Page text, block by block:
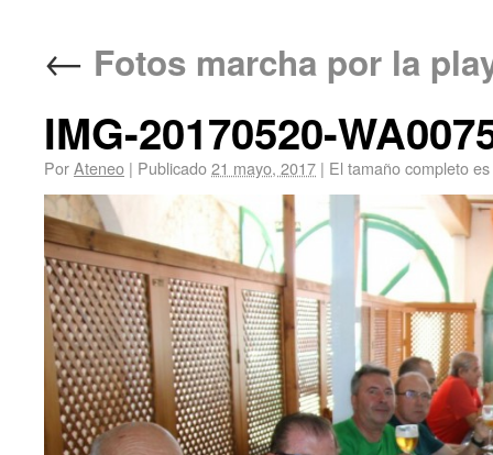
← Fotos marcha por la
IMG-20170520-
PorAteneo | Publicado21 mayo, 2017 | El tamaño completo